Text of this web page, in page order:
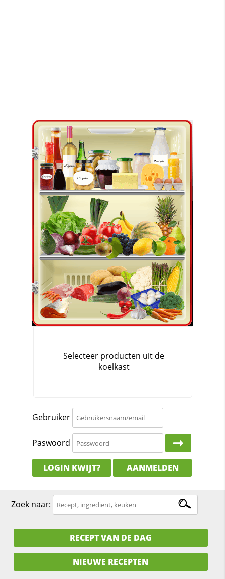
Gebruiker
Paswoord
LOGIN KWIJT? AANMELDEN
Zoek naar:
RECEPT VAN DE DAG
NIEUWE RECEPTEN